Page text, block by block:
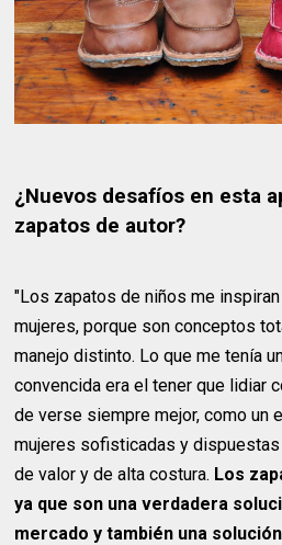
¿Nuevos desafíos en esta
zapatos de autor?
"Los zapatos de niños me
mujeres, porque son conceptos
manejo distinto. Lo que me tenía
convencida era el tener que lidiar
de verse siempre mejor, como un
mujeres sofisticadas y dispuestas
de valor y de alta costura. Los
ya que son una verdadera
mercado y también una